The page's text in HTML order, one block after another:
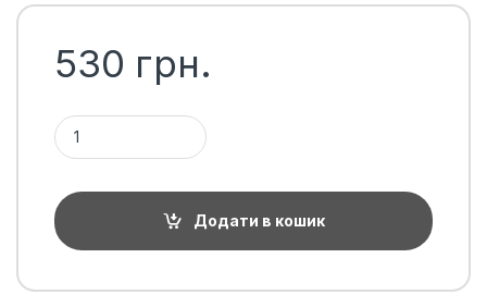
530 грн.
Підкрилки задні ЗАЗ Запорожець, пара кількість
Додати в кошик